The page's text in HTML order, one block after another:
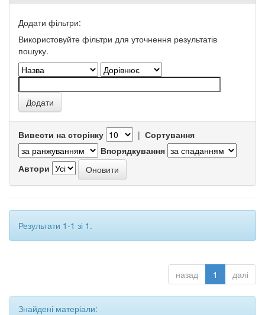
Додати фільтри:
Використовуйте фільтри для уточнення результатів
пошуку.
Вивести на сторінку | Сортування
Впорядкування
Автори
Результати 1-1 зі 1.
назад 1 далі
Знайдені матеріали: